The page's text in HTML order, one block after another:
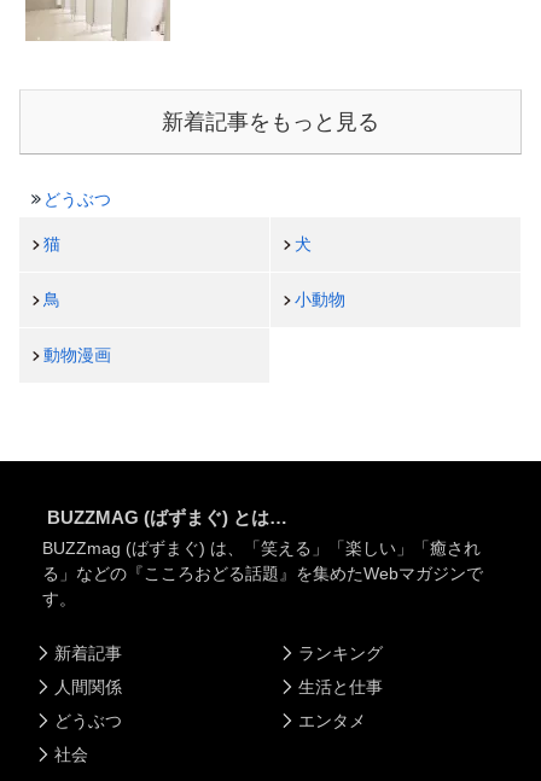
新着記事をもっと見る
どうぶつ
猫 犬
鳥 小動物
動物漫画
BUZZMAG (ばずまぐ) とは…
BUZZmag (ばずまぐ) は、「笑える」「楽しい」「癒され
る」などの『こころおどる話題』を集めたWebマガジンで
す。
新着記事
人間関係
どうぶつ
社会
ランキング
生活と仕事
エンタメ